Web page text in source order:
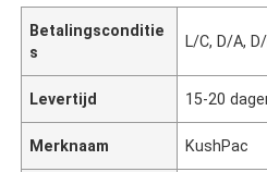
Betalingsconditie
s
L/C, D/A,
Levertijd 15-20
Merknaam KushPac